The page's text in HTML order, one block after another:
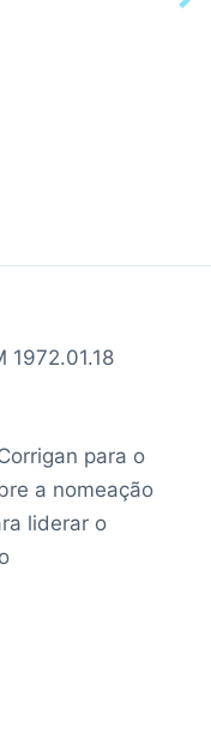
1972.01.18
para o
a nomeação
liderar o